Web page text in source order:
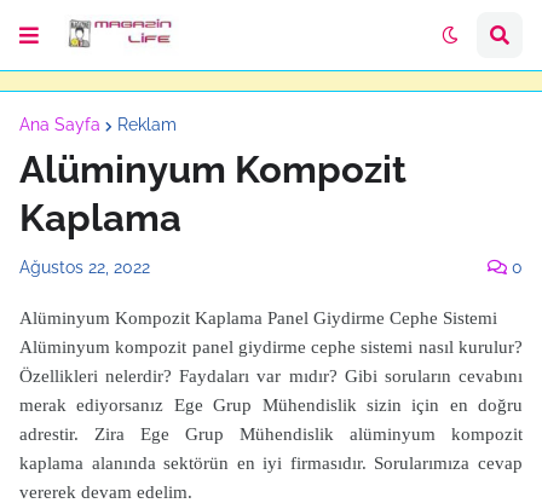
Ana Sayfa Reklam
Alüminyum Kompozit
Kaplama
Ağustos 22, 2022 0
Alüminyum Kompozit Kaplama Panel Giydirme Cephe Sistemi
Alüminyum kompozit panel giydirme cephe sistemi nasıl kurulur?
Özellikleri nelerdir? Faydaları var mıdır? Gibi soruların cevabını
merak ediyorsanız Ege Grup Mühendislik sizin için en doğru
adrestir. Zira Ege Grup Mühendislik alüminyum kompozit
kaplama alanında sektörün en iyi firmasıdır. Sorularımıza cevap
vererek devam edelim.